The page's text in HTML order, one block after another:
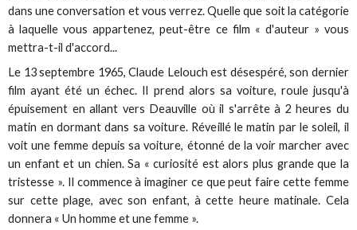
dans une conversation et vous verrez. Quelle que soit la catégorie
à laquelle vous appartenez, peut-être ce film « d'auteur » vous
mettra-t-il d'accord...
Le 13 septembre 1965, Claude Lelouch est désespéré, son dernier
film ayant été un échec. Il prend alors sa voiture, roule jusqu'à
épuisement en allant vers Deauville où il s'arrête à 2 heures du
matin en dormant dans sa voiture. Réveillé le matin par le soleil, il
voit une femme depuis sa voiture, étonné de la voir marcher avec
un enfant et un chien. Sa « curiosité est alors plus grande que la
tristesse ». Il commence à imaginer ce que peut faire cette femme
sur cette plage, avec son enfant, à cette heure matinale. Cela
donnera « Un homme et une femme ».